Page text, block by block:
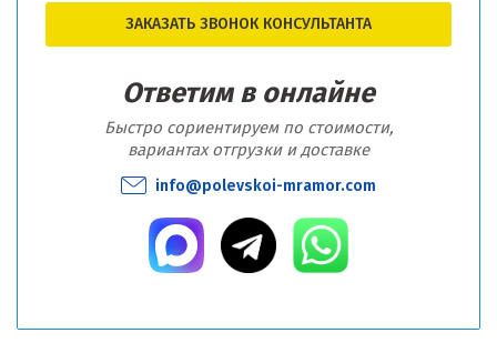
ЗАКАЗАТЬ ЗВОНОК КОНСУЛЬТАНТА
Ответим в онлайне
Быстро сориентируем по стоимости,
вариантах отгрузки и доставке
info@polevskoi-mramor.com